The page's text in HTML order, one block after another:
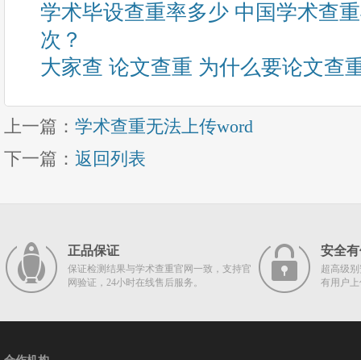
学术毕设查重率多少 中国学术查
次？
大家查 论文查重 为什么要论文查
上一篇： 学术查重无法上传word
下一篇： 返回列表
正品保证
保证检测结果与学术查重官网一致，支持官
网验证，24小时在线售后服务。
安全
超高级
有用户